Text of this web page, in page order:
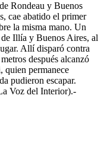
Rondeau y Buenos
cae abatido el primer
la misma mano. Un
Illía y Buenos Aires, al
Allí disparó contra
después alcanzó
quien permanece
pudieron escapar.
Voz del Interior).-